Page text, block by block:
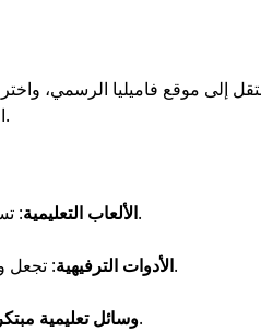
الصق الكود في خانة الخصم عند إتمام عملية الدفع.
الألعاب التعليمية: تساعد الأطفال على تطوير مهارات التفكير والتحليل.
الأدوات الترفيهية: تجعل وقت اللعب أكثر متعة وتشجع على التعلم التفاعلي.
وسائل تعليمية: كتب، بطاقات تعليمية، وأدوات لتنمية المهارات.